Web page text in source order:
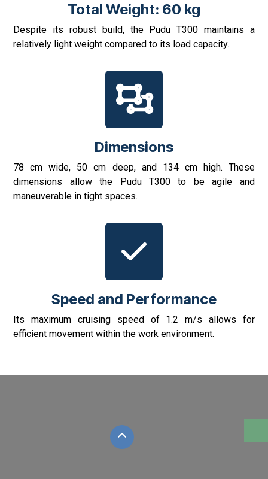
Total Weight: 60 kg
Despite its robust build, the Pudu T300 maintains a
relatively light weight compared to its load capacity.
Dimensions
78 cm wide, 50 cm deep, and 134 cm high. These
dimensions allow the Pudu T300 to be agile and
maneuverable in tight spaces.
Speed and Performance
Its maximum cruising speed of 1.2 m/s allows for
efficient movement within the work environment.